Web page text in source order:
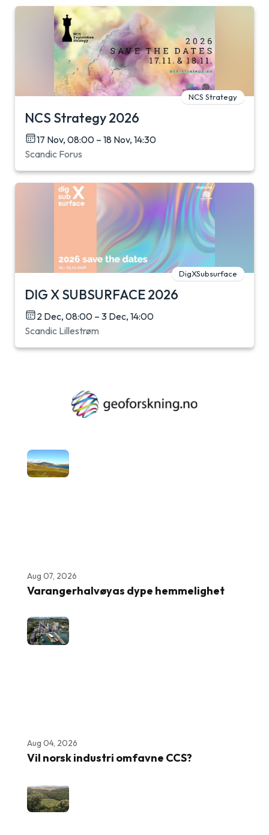
NCS Strategy
NCS Strategy 2026
17 Nov, 08:00 – 18 Nov, 14:30
Scandic Forus
DigXSubsurface
DIG X SUBSURFACE 2026
2 Dec, 08:00 – 3 Dec, 14:00
Scandic Lillestrøm
Aug 07, 2026
Varangerhalvøyas dype hemmelighet
Aug 04, 2026
Vil norsk industri omfavne CCS?